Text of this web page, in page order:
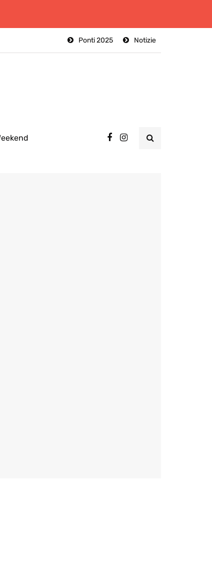
Notizie
Ponti 2025